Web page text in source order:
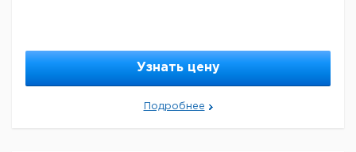
Узнать цену
Подробнее